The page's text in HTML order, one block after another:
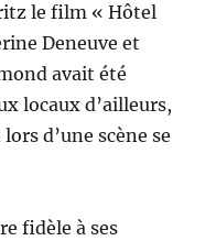
le film « Hôtel
Deneuve et
avait été
locaux d’ailleurs,
d’une scène se
fidèle à ses